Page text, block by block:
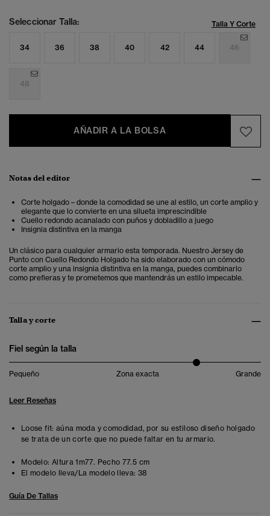
Seleccionar Talla: Talla Y Corte
34 36 38 40 42 44 46
48
AÑADIR A LA BOLSA
Notas del editor
Corte holgado – donde la comodidad se une al estilo, un corte amplio y
elegante que lo convierte en una silueta imprescindible
Cuello redondo acanalado con puños y dobladillo a juego
Insignia distintiva en la manga
Un clásico para cualquier armario esta temporada. Nuestro Jersey de
Punto con Cuello Redondo Holgado ha sido elaborado con un cómodo
corte amplio y una insignia distintiva en la manga, puedes combinarlo
como prefieras y te prometemos que mantendrás un estilo impecable.
Talla y corte
Fiel según la talla
Pequeño Zona exacta Grande
Leer Reseñas
Loose fit: aúna moda y comodidad, por su estiloso diseño holgado
se trata de un corte que no puede faltar en tu armario.
Modelo: Altura 1m77. Pecho 77.5 cm
El modelo lleva/La modelo lleva: 38
Guía De Tallas